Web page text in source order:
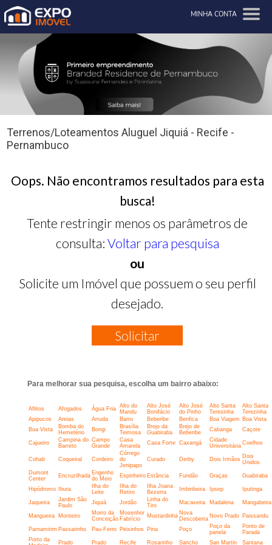
MINHA CONTA
Terrenos/Loteamentos Aluguel Jiquiá - Recife -
Pernambuco
Oops. Não encontramos resultados para esta
busca!
Tente restringir menos os parâmetros de
consulta: Voltar para pesquisa
ou
Solicite um Imóvel que possuem o seu perfil
desejado.
Solicitar
Para melhorar sua pesquisa, escolha um bairro abaixo:
Aflitos Afogados Água Fria
Alto do
Mandu
Alto José
Bonifácio
Alto José
do Pinho
Alto Santa
Teresinha
Alto Santa
Terezinha
Apipucos
Areias Arruda Barro Beberibe Benfica Boa Viagem Boa Vista
Boa Vista
Bomba do
Hemetério
Bongi
Brasília
Teimosa
Brejo da
Guabiraba
Brejo de
Beberibe
Cabanga Caçote
Cajueiro
Campina do
Barreto
Campo
Grande
Casa
Amarela
Casa Forte Caxangá
Cidade
Universitária Coelhos
Cohab Coqueiral Cordeiro
Córrego
do
Jenipapo
Curado Derby Dois Irmãos Dois
Unidos
Dumont
Center
Encruzilhada Engenho
do Meio
Espinheiro Estância Fundão Graças Guabiraba
Hipódromo Ibura
Ilha do
Leite
Ilha do
Retiro
Ilha Joana
Bezerra
Imbiribeira Ipsep Iputinga
Jaqueira
Jardim São
Paulo
Jiquiá Jordão
Linha do
Tiro
Macaxeira Madalena Mangabeira
Mangueira Monteiro
Morro da
Conceição
Mosenhor
Fabrício
Mustardinha Nova
Descoberta Novo Prado Paissandu
Parnamirim Passarinho Pau-Ferro Peixinhos Pina Poço
Poço da
panela
Ponto de
Parada
Porto da
Prado Prado Recife Rosarinho Sancho San Martin Santana